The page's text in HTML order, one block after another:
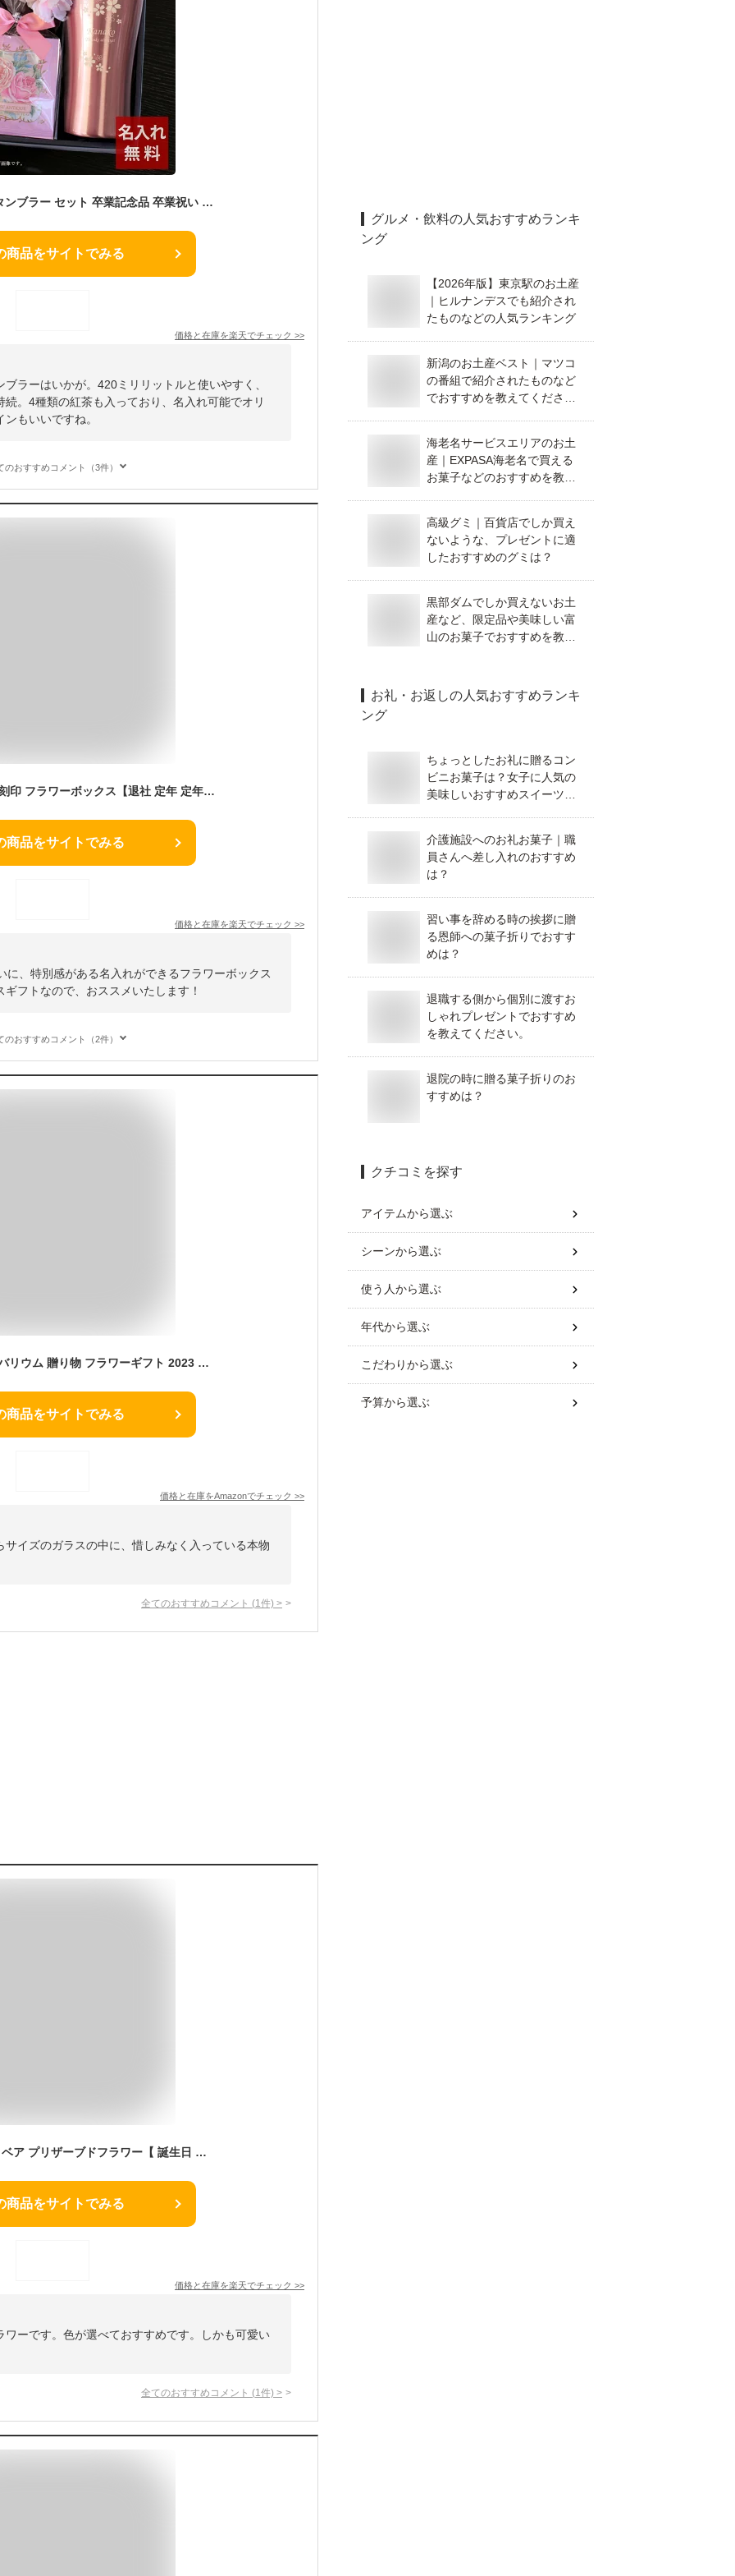
【 ギフト 名入れ 桜 タンブラー セット 卒業記念品 卒業祝い 先生 大学 誕生日 成人祝い女性 母の日 プレゼント 還暦祝い 祝い 入学祝い 大学 お祝い おしゃれ 】桜ギフトセット ステンレスタンブラーAT［パステルマット］420ml ＋ 紅茶2種【 名前入り ビール 酒 記念日】
商品をサイトでみる
価格と在庫を楽天でチェック >>
ラーはいかが。420ミリリットルと使いやすく、
。4種類の紅茶も入っており、名入れ可能でオリ
もいいですね。
のおすすめコメント（3件）
退職祝い メッセージ 刻印 フラワーボックス【退社 定年 定年退職 退職 記念品 インテリア 入浴剤 泡風呂 バスギフト プレゼント 女性 ギフト 贈り物 バラ 薔薇 可愛い バラ風呂 ポイント インスタ オリジナル お風呂 プチギフト 花】
商品をサイトでみる
価格と在庫を楽天でチェック >>
に、特別感がある名入れができるフラワーボックス
フトなので、おススメいたします！
のおすすめコメント（2件）
Un usual-store ハーバリウム 贈り物 フラワーギフト 2023 女性 プレゼント 記念日 誕生日 プリザーブドフラワー 結婚祝い ソープフラワー (パープル)
商品をサイトでみる
価格と在庫をAmazonでチェック >>
イズのガラスの中に、惜しみなく入っている本物
全てのおすすめコメント (1 件) >
5色から選べる テディベア プリザーブドフラワー【 誕生日 誕生日プレゼント フラワー アレンジメント 夏向け プレゼント フラワーケーキ クマ かわいい ギフト 女性 枯れない お花 プリザーブド ボックスフラワー 花 】
商品をサイトでみる
価格と在庫を楽天でチェック >>
ーです。色が選べておすすめです。しかも可愛い
全てのおすすめコメント (1 件) >
グルメ・飲料の人気おすすめランキ
ング
【2026年版】東京駅のお土産
｜ヒルナンデスでも紹介され
たものなどの人気ランキング
新潟のお土産ベスト｜マツコ
の番組で紹介されたものなど
でおすすめを教えてくださ
海老名サービスエリアのお土
産｜EXPASA海老名で買える
お菓子などのおすすめを教え
高級グミ｜百貨店でしか買え
ないような、プレゼントに適
したおすすめのグミは？
黒部ダムでしか買えないお土
産など、限定品や美味しい富
山のお菓子でおすすめを教え
お礼・お返しの人気おすすめランキ
ング
ちょっとしたお礼に贈るコン
ビニお菓子は？女子に人気の
美味しいおすすめスイーツを
介護施設へのお礼お菓子｜職
員さんへ差し入れのおすすめ
は？
習い事を辞める時の挨拶に贈
る恩師への菓子折りでおすす
めは？
退職する側から個別に渡すお
しゃれプレゼントでおすすめ
を教えてください。
退院の時に贈る菓子折りのお
すすめは？
クチコミを探す
アイテムから選ぶ
シーンから選ぶ
使う人から選ぶ
年代から選ぶ
こだわりから選ぶ
予算から選ぶ